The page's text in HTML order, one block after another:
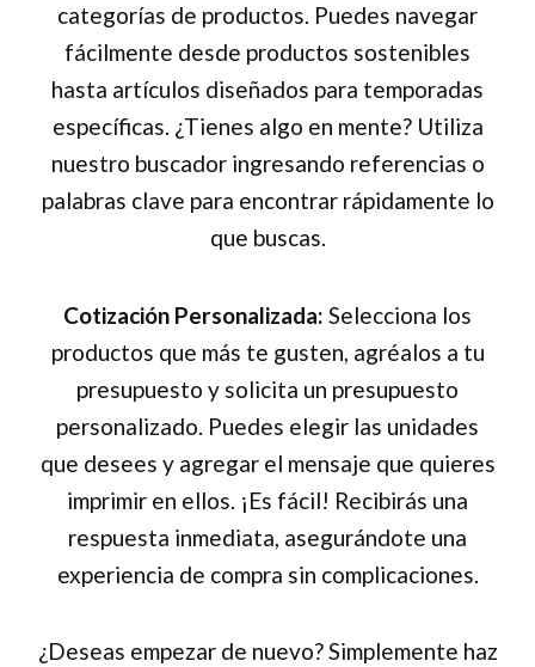
categorías de productos. Puedes navegar
fácilmente desde productos sostenibles
hasta artículos diseñados para temporadas
específicas. ¿Tienes algo en mente? Utiliza
nuestro buscador ingresando referencias o
palabras clave para encontrar rápidamente lo
que buscas.
Cotización Personalizada: Selecciona los
productos que más te gusten, agréalos a tu
presupuesto y solicita un presupuesto
personalizado. Puedes elegir las unidades
que desees y agregar el mensaje que quieres
imprimir en ellos. ¡Es fácil! Recibirás una
respuesta inmediata, asegurándote una
experiencia de compra sin complicaciones.
¿Deseas empezar de nuevo? Simplemente haz